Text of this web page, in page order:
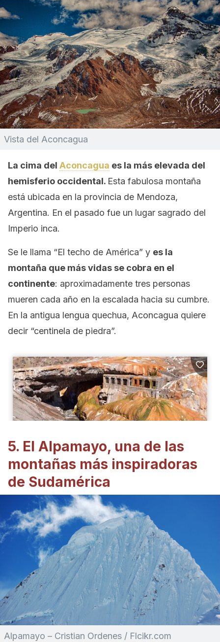
Vista del Aconcagua
La cima del Aconcagua es la más elevada del
hemisferio occidental. Esta fabulosa montaña
está ubicada en la provincia de Mendoza,
Argentina. En el pasado fue un lugar sagrado del
Imperio inca.
Se le llama “El techo de América” y es la
montaña que más vidas se cobra en el
continente: aproximadamente tres personas
mueren cada año en la escalada hacia su cumbre.
En la antigua lengua quechua, Aconcagua quiere
decir “centinela de piedra”.
5. El Alpamayo, una de las
montañas más inspiradoras
de Sudamérica
Alpamayo – Cristian Ordenes / Flcikr.com